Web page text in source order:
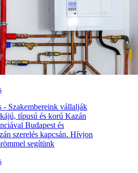
- Szakembereink vállalják
típusú és korú Kazán
Budapest és
szerelés kapcsán. Hívjon
segítünk